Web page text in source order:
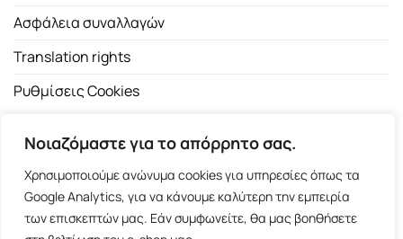
Νοιαζόμαστε για το απόρρητο σας.
Χρησιμοποιούμε ανώνυμα cookies για υπηρεσίες όπως τα
Google Analytics, για να κάνουμε καλύτερη την εμπειρία
των επισκεπτών μας. Εάν συμφωνείτε, θα μας βοηθήσετε
Ασφάλεια συναλλαγών
Translation rights
Ρυθμίσεις Cookies
Copyright 2026 ©Εκδοτικός Οίκος Α.Α. Λιβάνη| All rights